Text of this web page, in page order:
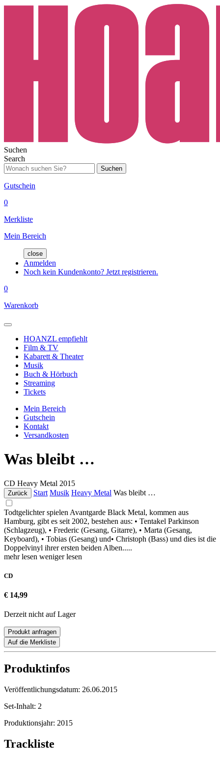
Suchen
Search
Suchen
Gutschein
0
Merkliste
Mein Bereich
close
Anmelden
Noch kein Kundenkonto? Jetzt registrieren.
0
Warenkorb
HOANZL empfiehlt
Film & TV
Kabarett & Theater
Musik
Buch & Hörbuch
Streaming
Tickets
Mein Bereich
Gutschein
Kontakt
Versandkosten
Was bleibt …
CD Heavy Metal 2015
Zurück Start Musik Heavy Metal Was bleibt …
Todtgelichter spielen Avantgarde Black Metal, kommen aus
Hamburg, gibt es seit 2002, bestehen aus: • Tentakel Parkinson
(Schlagzeug), • Frederic (Gesang, Gitarre), • Marta (Gesang,
Keyboard), • Tobias (Gesang) und• Christoph (Bass) und dies ist die
Doppelvinyl ihrer ersten beiden Alben.....
mehr lesen weniger lesen
CD
€ 14,99
Derzeit nicht auf Lager
Produkt anfragen
Auf die Merkliste
Produktinfos
Veröffentlichungsdatum: 26.06.2015
Set-Inhalt: 2
Produktionsjahr: 2015
Trackliste